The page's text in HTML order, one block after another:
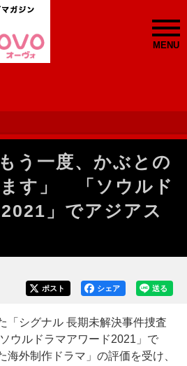
MENU
う一度、かぶとの
す」 「ソウルド
」でアジアス
送る
シェア
ポスト
シグナル 長期未解決事件捜査
ウルドラマアワード2021」で
海外制作ドラマ」の評価を受け、